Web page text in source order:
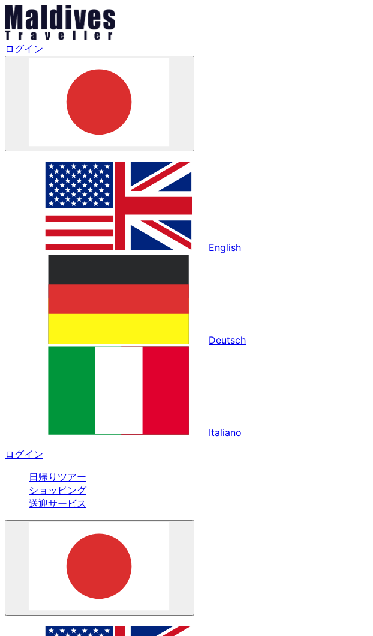
ログイン
English
Deutsch
Italiano
ログイン
日帰りツアー
ショッピング
送迎サービス